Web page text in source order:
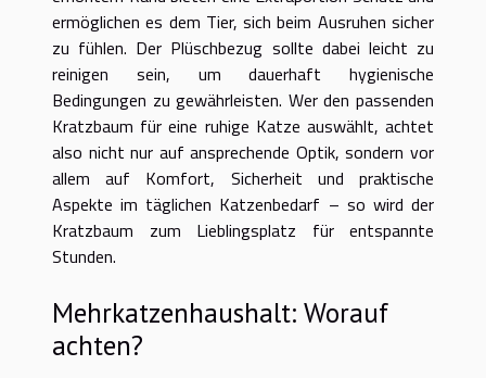
ermöglichen es dem Tier, sich beim Ausruhen sicher
zu fühlen. Der Plüschbezug sollte dabei leicht zu
reinigen sein, um dauerhaft hygienische
Bedingungen zu gewährleisten. Wer den passenden
Kratzbaum für eine ruhige Katze auswählt, achtet
also nicht nur auf ansprechende Optik, sondern vor
allem auf Komfort, Sicherheit und praktische
Aspekte im täglichen Katzenbedarf – so wird der
Kratzbaum zum Lieblingsplatz für entspannte
Stunden.
Mehrkatzenhaushalt: Worauf
achten?